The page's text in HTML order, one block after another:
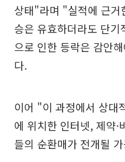
상태"라며 "실적에 근거
승은 유효하더라도 단
으로 인한 등락은 감안
다.
이어 "이 과정에서 상대
에 위치한 인터넷, 제약
들의 순환매가 전개될